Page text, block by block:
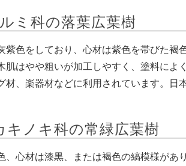
ミ科の落葉広葉樹
紫色をしており、心材は紫色を帯びた褐
肌はやや粗いが加工しやすく、塗料によ
、楽器材などに利用されています。日
ノキ科の常緑広葉樹
心材は漆黒、または褐色の縞模様があ